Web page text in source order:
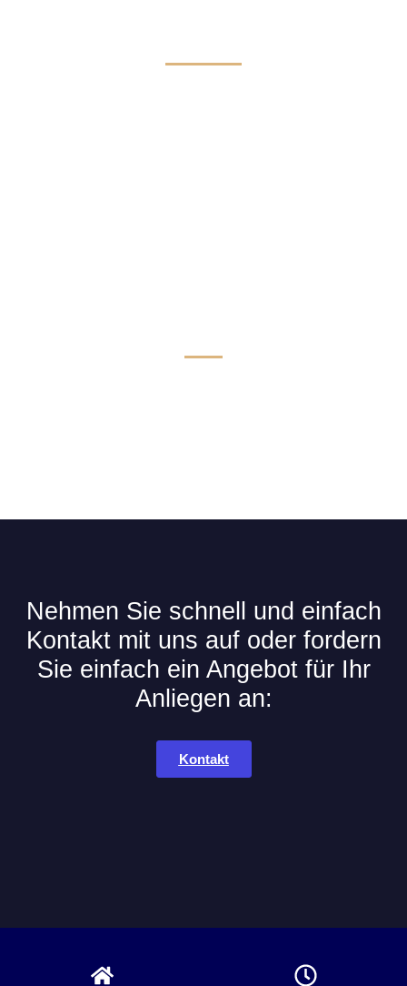
Nehmen Sie schnell und einfach
Kontakt mit uns auf oder fordern
Sie einfach ein Angebot für Ihr
Anliegen an:
Kontakt